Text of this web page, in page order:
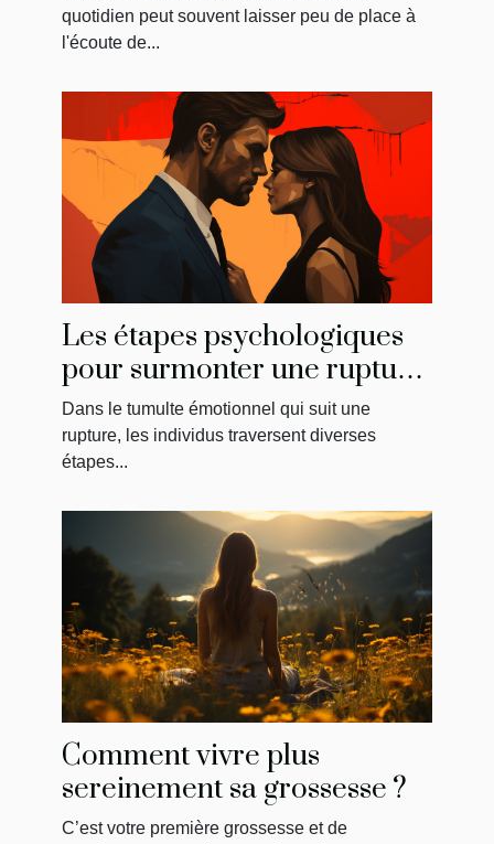
l'amélioration du bien-être
général
quotidien peut souvent laisser peu de place à
l'écoute de...
Les étapes psychologiques
pour surmonter une rupture
et reconquérir son ancien
amour
Dans le tumulte émotionnel qui suit une
rupture, les individus traversent diverses
étapes...
Comment vivre plus
sereinement sa grossesse ?
C’est votre première grossesse et de